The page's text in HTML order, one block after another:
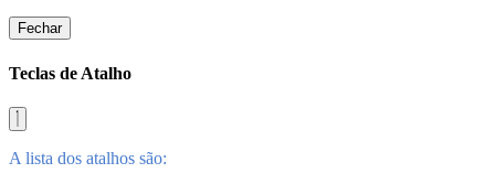
Fechar
Teclas de Atalho
A lista dos atalhos são: